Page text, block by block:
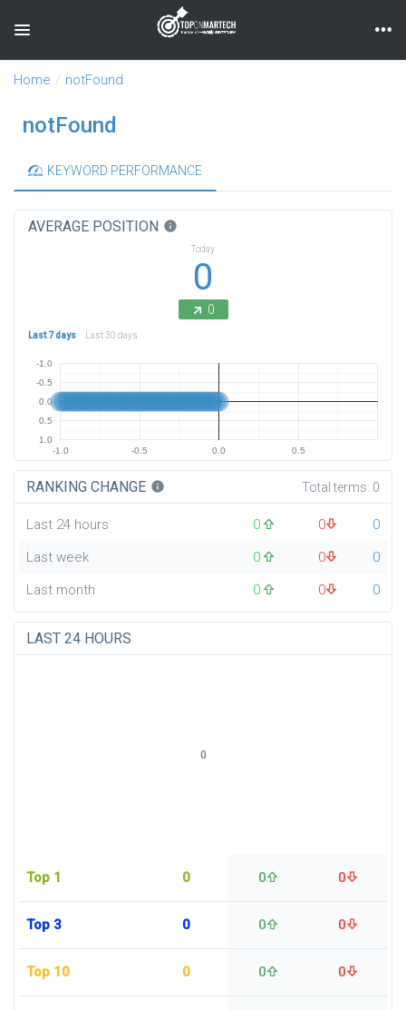
Toggle navigation
Home notFound
notFound
KEYWORD PERFORMANCE
AVERAGE POSITION info
Today
0
0
Last 7 days Last 30 days
-1.0 -0.5 0.0 0.5
-1.0
-0.5
0.0
0.5
1.0
RANKING CHANGE info Total terms: 0
Last 24 hours 0 0
0
Last week
0 0
0
Last month
0 0 0
LAST 24 HOURS
Top 1 0 0 0
Top 3 0 0 0
Top 10 0 0 0
0